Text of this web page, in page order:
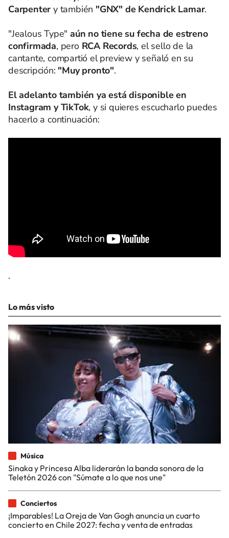
Carpenter y también "GNX" de Kendrick Lamar.
"Jealous Type" aún no tiene su fecha de estreno
confirmada, pero RCA Records, el sello de la
cantante, compartió el preview y señaló en su
descripción: "Muy pronto".
El adelanto también ya está disponible en
Instagram y TikTok, y si quieres escucharlo puedes
hacerlo a continuación:
.
Lo más visto
Música
Sinaka y Princesa Alba liderarán la banda sonora de la
Teletón 2026 con "Súmate a lo que nos une"
Conciertos
¡Imparables! La Oreja de Van Gogh anuncia un cuarto
concierto en Chile 2027: fecha y venta de entradas